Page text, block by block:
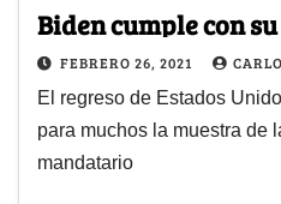
Biden cumple con
FEBRERO 26, 2021
El regreso de Estados
para muchos la muestra de
mandatario